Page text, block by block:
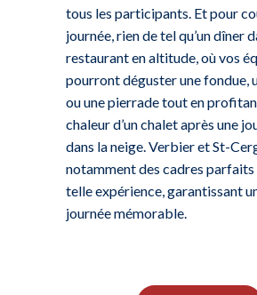
tous les participants. Et pour
journée, rien de tel qu’un dîner
restaurant en altitude, où vos
pourront déguster une fondue,
ou une pierrade tout en
chaleur d’un chalet après une
dans la neige. Verbier et St-
notamment des cadres parfaits
telle expérience, garantissant
journée mémorable.